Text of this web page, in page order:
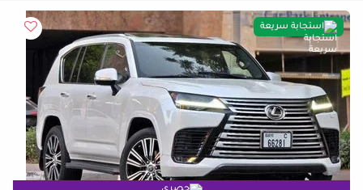
استجابة سريعة